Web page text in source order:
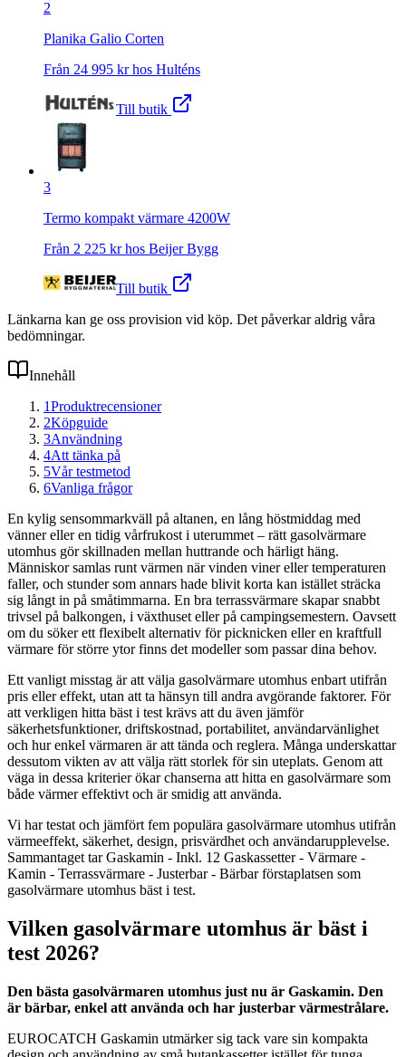
2
Planika Galio Corten
Från 24 995 kr hos Hulténs
Till butik
3
Termo kompakt värmare 4200W
Från 2 225 kr hos Beijer Bygg
Till butik
Länkarna kan ge oss provision vid köp. Det påverkar aldrig våra
bedömningar.
Innehåll
1Produktrecensioner
2Köpguide
3Användning
4Att tänka på
5Vår testmetod
6Vanliga frågor
En kylig sensommarkväll på altanen, en lång höstmiddag med
vänner eller en tidig vårfrukost i uterummet – rätt gasolvärmare
utomhus gör skillnaden mellan huttrande och härligt häng.
Människor samlas runt värmen när vinden viner eller temperaturen
faller, och stunder som annars hade blivit korta kan istället sträcka
sig långt in på småtimmarna. En bra terrassvärmare skapar snabbt
trivsel på balkongen, i växthuset eller på campingsemestern. Oavsett
om du söker ett flexibelt alternativ för picknicken eller en kraftfull
värmare för större ytor finns det modeller som passar dina behov.
Ett vanligt misstag är att välja gasolvärmare utomhus enbart utifrån
pris eller effekt, utan att ta hänsyn till andra avgörande faktorer. För
att verkligen hitta bäst i test krävs att du även jämför
säkerhetsfunktioner, driftskostnad, portabilitet, användarvänlighet
och hur enkel värmaren är att tända och reglera. Många underskattar
dessutom vikten av att välja rätt storlek för sin uteplats. Genom att
väga in dessa kriterier ökar chanserna att hitta en gasolvärmare som
både värmer effektivt och är smidig att använda.
Vi har testat och jämfört fem populära gasolvärmare utomhus utifrån
värmeeffekt, säkerhet, design, prisvärdhet och användarupplevelse.
Sammantaget tar Gaskamin - Inkl. 12 Gaskassetter - Värmare -
Kamin - Terrassvärmare - Justerbar - Bärbar förstaplatsen som
gasolvärmare utomhus bäst i test.
Vilken gasolvärmare utomhus är bäst i
test 2026?
Den bästa gasolvärmaren utomhus just nu är Gaskamin. Den
är bärbar, enkel att använda och har justerbar värmestrålare.
EUROCATCH Gaskamin utmärker sig tack vare sin kompakta